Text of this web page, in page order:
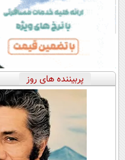
پربیننده های روز